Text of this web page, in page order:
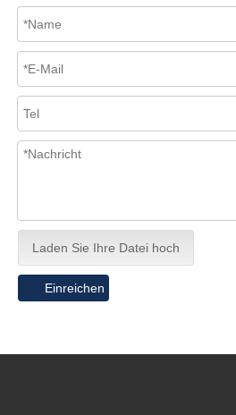
Laden Sie Ihre Datei hoch
Einreichen